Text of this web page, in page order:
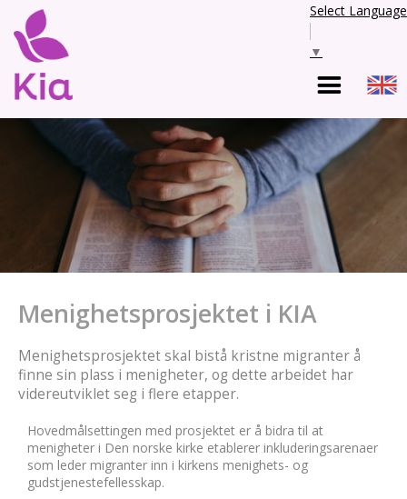
Select Language
▼
Menighetsprosjektet i KIA
Menighetsprosjektet skal bistå kristne migranter å
finne sin plass i menigheter, og dette arbeidet har
videreutviklet seg i flere etapper.
Hovedmålsettingen med prosjektet er å bidra til at
menigheter i Den norske kirke etablerer inkluderingsarenaer
som leder migranter inn i kirkens menighets- og
gudstjenestefellesskap.